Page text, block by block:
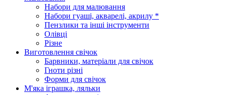
Набори для малювання
Набори гуаші, акварелі, акрилу *
Пензлики та інші інструменти
Олівці
Різне
Виготовлення свічок
Барвники, матеріали для свічок
Гноти різні
Форми для свічок
М'яка іграшка, ляльки